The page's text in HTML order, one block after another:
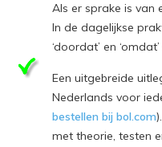
Als er sprake is van
In de dagelijkse
‘doordat’ en
Een uitgebreide
Nederlands voor
bestellen bij bol.com
met theorie, testen